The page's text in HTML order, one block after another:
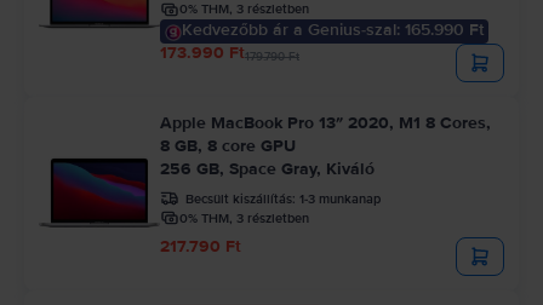
0% THM, 3 részletben
Kedvezőbb ár a Genius-szal: 165.990 Ft
173.990 Ft179.790 Ft
Apple MacBook Pro 13″ 2020, M1 8 Cores,
8 GB, 8 core GPU
256 GB, Space Gray, Kiváló
Becsült kiszállítás: 1-3 munkanap
0% THM, 3 részletben
217.790 Ft